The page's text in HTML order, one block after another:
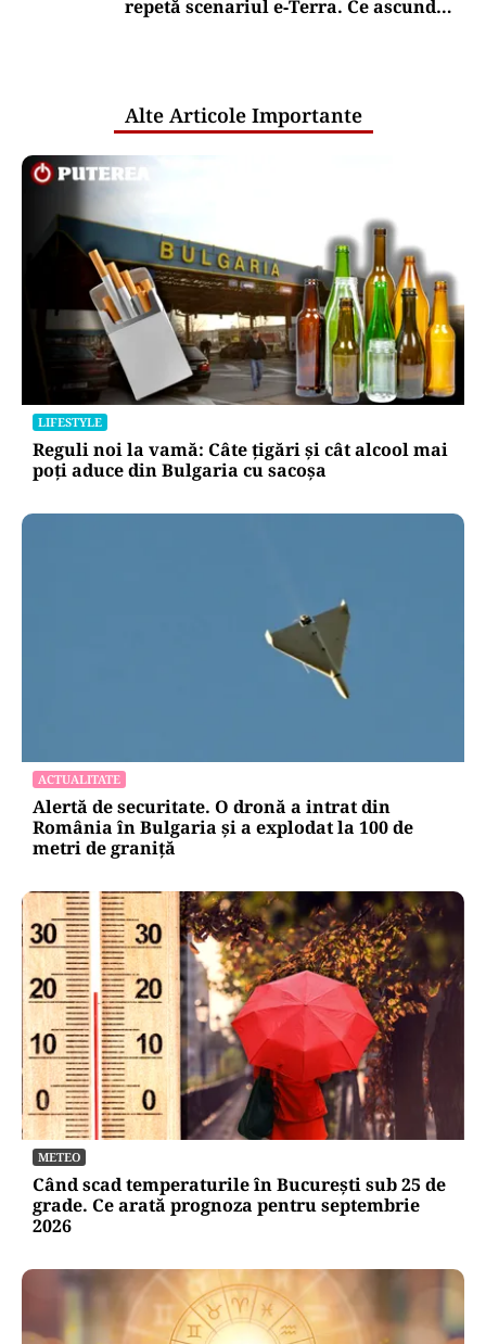
repetă scenariul e‑Terra. Ce ascund
Alte Articole Importante
LIFESTYLE
Reguli noi la vamă: Câte țigări și cât alcool mai
poți aduce din Bulgaria cu sacoșa
ACTUALITATE
Alertă de securitate. O dronă a intrat din
România în Bulgaria şi a explodat la 100 de
metri de graniţă
METEO
Când scad temperaturile în București sub 25 de
grade. Ce arată prognoza pentru septembrie
2026